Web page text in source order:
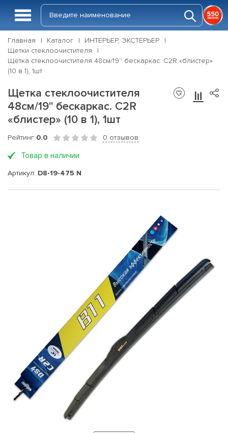
Главная Каталог
ИНТЕРЬЕР, ЭКСТЕРЬЕР
Щетки стеклоочистителя
Щетка стеклоочистителя 48см/19'' бескаркас. C2R «блистер»
(10 в 1), 1шт
Щетка стеклоочистителя
48см/19'' бескаркас. C2R
«блистер» (10 в 1), 1шт
Рейтинг 0.0 0 отзывов
Товар в наличии
Артикул: D8-19-475 N